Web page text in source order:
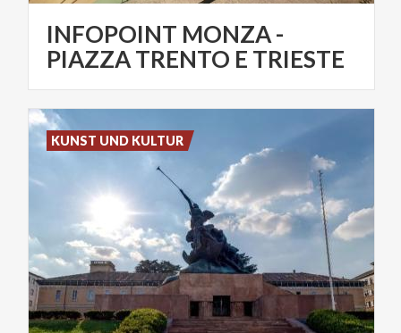
INFOPOINT MONZA -
PIAZZA TRENTO E TRIESTE
KUNST UND KULTUR